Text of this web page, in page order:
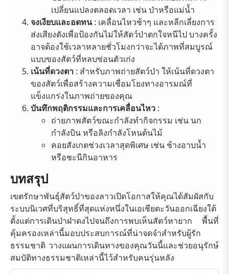
เปลี่ยนแปลงตลอดเวลา เช่น ป่าหรือแม่น้ำ
จงเงียบและอดทน: เคลื่อนไหวช้าๆ และหลีกเลี่ยงการ
ส่งเสียงดังเพื่อป้องกันไม่ให้สัตว์ป่าตกใจหนีไป บางครั้ง
อาจต้องใช้เวลาหลายชั่วโมงกว่าจะได้ภาพที่สมบูรณ์
แบบของสัตว์ที่หลบซ่อนตัวเก่ง
เน้นที่ดวงตา : สำหรับภาพถ่ายสัตว์ป่า ให้เน้นที่ดวงตา
ของสัตว์เพื่อสร้างความเชื่อมโยงทางอารมณ์ที่
แข็งแกร่งในภาพถ่ายของคุณ
บันทึกพฤติกรรมและการเคลื่อนไหว :
ถ่ายภาพสัตว์ขณะกำลังทำกิจกรรม เช่น นก
กำลังบิน หรือลิงกำลังโหนต้นไม้
คอยสังเกตช่วงเวลาสุดพิเศษ เช่น ช้างอาบน้ำ
หรือชะนีกินอาหาร
บทสรุป
เขตรักษาพันธุ์สัตว์ป่าของลาวเปิดโอกาสให้คุณได้สัมผัสกับ
ระบบนิเวศที่บริสุทธิ์ที่สุดแห่งหนึ่งในเอเชียตะวันออกเฉียงใต้
ตั้งแต่การเดินป่าฝ่าดงไปจนถึงการพบเห็นสัตว์หายาก พื้นที่
คุ้มครองเหล่านี้มอบประสบการณ์ที่น่าจดจำสำหรับผู้รัก
ธรรมชาติ วางแผนการเดินทางของคุณวันนี้และช่วยอนุรักษ์
สมบัติทางธรรมชาติเหล่านี้ไว้สำหรับคนรุ่นหลัง